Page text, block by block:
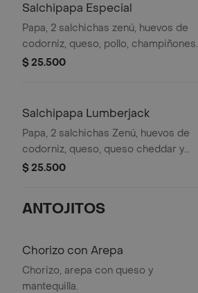
Salchipapa Especial
Papa, 2 salchichas zenú, huevos de
codorniz, queso, pollo, champiñones.
$ 25.500
Salchipapa Lumberjack
Papa, 2 salchichas Zenú, huevos de
codorniz, queso, queso cheddar y
tocineta.
$ 25.500
ANTOJITOS
Chorizo con Arepa
Chorizo, arepa con queso y
mantequilla.